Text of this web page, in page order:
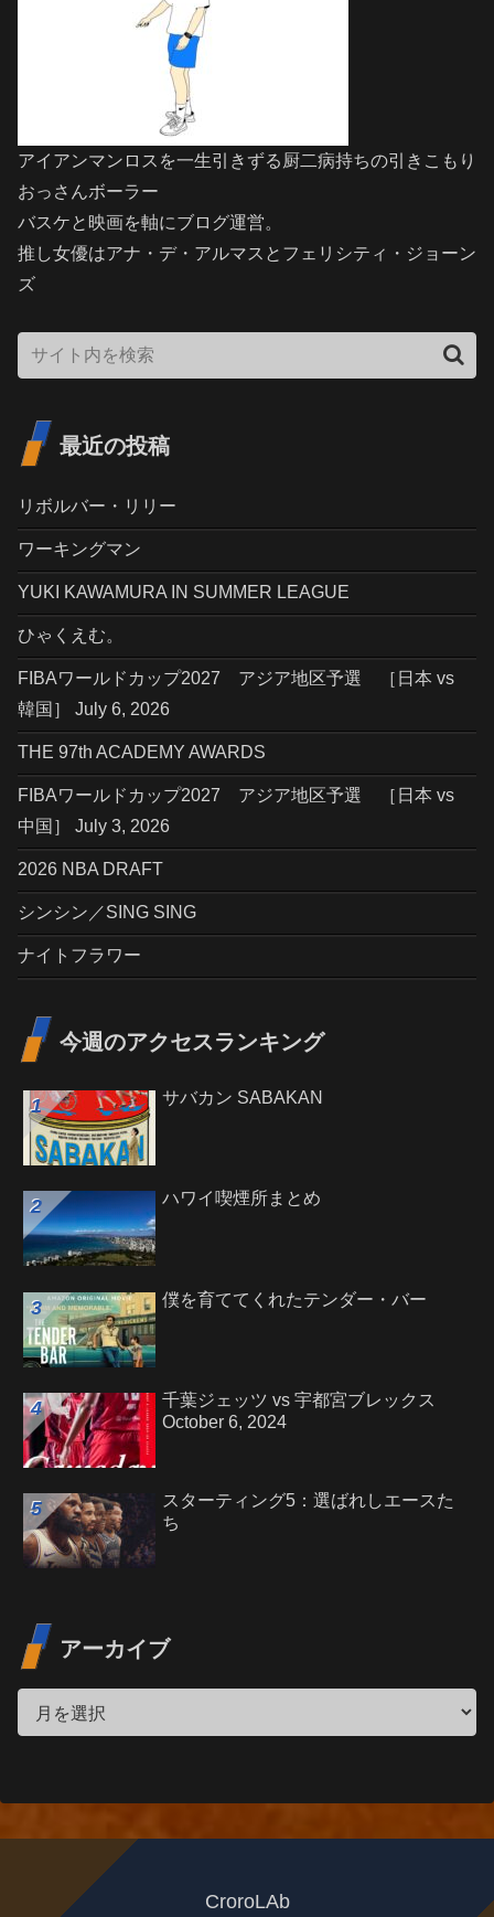
アイアンマンロスを一生引きずる厨二病持ちの引きこもり
おっさんボーラー
バスケと映画を軸にブログ運営。
推し女優はアナ・デ・アルマスとフェリシティ・ジョーン
ズ
最近の投稿
リボルバー・リリー
ワーキングマン
YUKI KAWAMURA IN SUMMER LEAGUE
ひゃくえむ。
FIBAワールドカップ2027 アジア地区予選 ［日本 vs
韓国］ July 6, 2026
THE 97th ACADEMY AWARDS
FIBAワールドカップ2027 アジア地区予選 ［日本 vs
中国］ July 3, 2026
2026 NBA DRAFT
シンシン／SING SING
ナイトフラワー
今週のアクセスランキング
サバカン SABAKAN
ハワイ喫煙所まとめ
僕を育ててくれたテンダー・バー
千葉ジェッツ vs 宇都宮ブレックス
October 6, 2024
スターティング5：選ばれしエースた
ち
アーカイブ
CroroLAb